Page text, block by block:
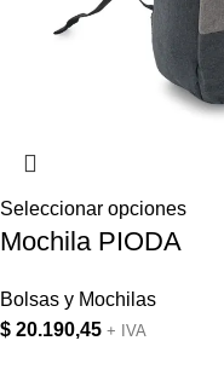
Seleccionar opciones
Mochila PIODA
Bolsas y Mochilas
$ 20.190,45 + IVA